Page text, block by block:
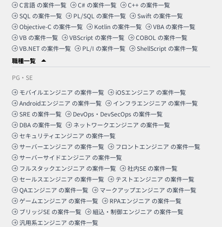
C言語 の案件一覧 C# の案件一覧 C++ の案件一覧
SQL の案件一覧 PL/SQL の案件一覧 Swift の案件一覧
Objective-C の案件一覧 Kotlin の案件一覧 VBA の案件一覧
VB の案件一覧 VBScript の案件一覧 COBOL の案件一覧
VB.NET の案件一覧 PL/I の案件一覧 ShellScript の案件一覧
職種一覧
PG・SE
モバイルエンジニア の案件一覧 iOSエンジニア の案件一覧
Androidエンジニア の案件一覧 インフラエンジニア の案件一覧
SRE の案件一覧 DevOps・DevSecOps の案件一覧
DBA の案件一覧 ネットワークエンジニア の案件一覧
セキュリティエンジニア の案件一覧
サーバーエンジニア の案件一覧 フロントエンジニア の案件一覧
サーバーサイドエンジニア の案件一覧
フルスタックエンジニア の案件一覧 社内SE の案件一覧
セールスエンジニア の案件一覧 テストエンジニア の案件一覧
QAエンジニア の案件一覧 マークアップエンジニア の案件一覧
ゲームエンジニア の案件一覧 RPAエンジニア の案件一覧
ブリッジSE の案件一覧 組込・制御エンジニア の案件一覧
汎用系エンジニア の案件一覧